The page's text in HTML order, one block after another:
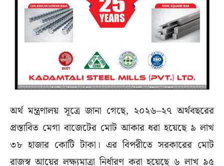
অর্থ মন্ত্রণালয় সূত্রে জানা গেছে, ২০২৬–২৭ অর্থবছরের
প্রস্তাবিত মেগা বাজেটের মোট আকার ধরা হয়েছে ৯ লাখ
৩৮ হাজার কোটি টাকা। এর বিপরীতে সরকারের মোট
রাজস্ব আয়ের লক্ষ্যমাত্রা নির্ধারণ করা হয়েছে ৬ লাখ ৯৫